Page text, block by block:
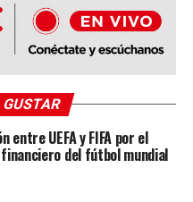
marcado por maniobras
forzaron la lectura
horas de debate
al proyecto,
en millones de
de la política.
GUSTAR
entre UEFA y FIFA por el
del fútbol mundial